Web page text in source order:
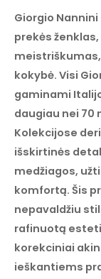
Giorgio
prekės
meistriškumas,
kokybė. Visi
gaminami
daugiau nei
Kolekcijose
išskirtinės
medžiagos,
komfortą. Šis
nepavaldžiu
rafinuotą
korekciniai
ieškantiems